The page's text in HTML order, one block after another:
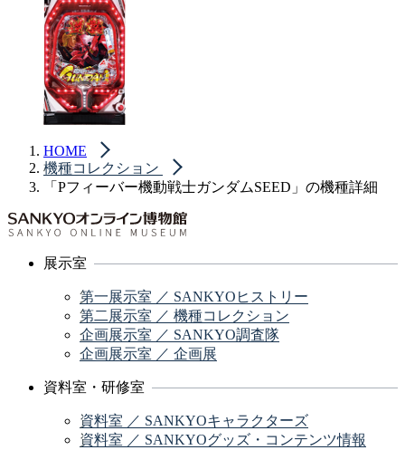
HOME
機種コレクション
「Pフィーバー機動戦士ガンダムSEED」の機種詳細
展示室
第一展示室 ／ SANKYOヒストリー
第二展示室 ／ 機種コレクション
企画展示室 ／ SANKYO調査隊
企画展示室 ／ 企画展
資料室・研修室
資料室 ／ SANKYOキャラクターズ
資料室 ／ SANKYOグッズ・コンテンツ情報